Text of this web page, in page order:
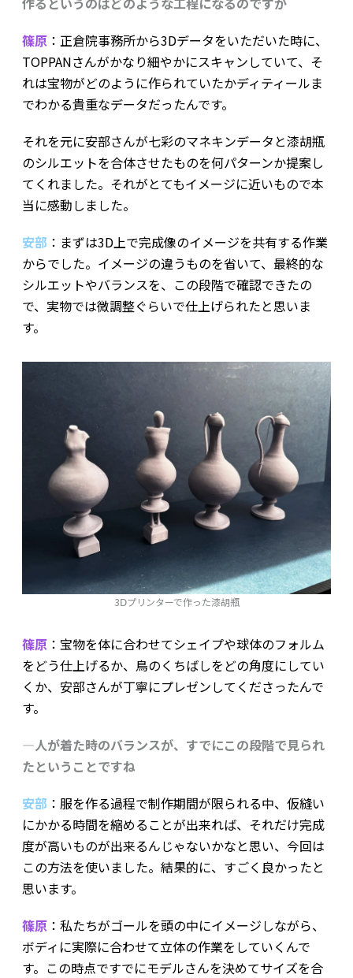
篠原：正倉院事務所から3Dデータをいただいた時に、
TOPPANさんがかなり細やかにスキャンしていて、そ
れは宝物がどのように作られていたかディティールま
でわかる貴重なデータだったんです。
それを元に安部さんが七彩のマネキンデータと漆胡瓶
のシルエットを合体させたものを何パターンか提案し
てくれました。それがとてもイメージに近いもので本
当に感動しました。
安部 ：まずは3D上で完成像のイメージを共有する作業
からでした。イメージの違うものを省いて、最終的な
シルエットやバランスを、この段階で確認できたの
で、実物では微調整ぐらいで仕上げられたと思いま
す。
3Ⅾプリンターで作った漆胡瓶
篠原：宝物を体に合わせてシェイプや球体のフォルム
をどう仕上げるか、鳥のくちばしをどの角度にしてい
くか、安部さんが丁寧にプレゼンしてくださったんで
す。
―人が着た時のバランスが、すでにこの段階で見られ
たということですね
安部 ：服を作る過程で制作期間が限られる中、仮縫い
にかかる時間を縮めることが出来れば、それだけ完成
度が高いものが出来るんじゃないかなと思い、今回は
この方法を使いました。結果的に、すごく良かったと
思います。
篠原：私たちがゴールを頭の中にイメージしながら、
ボディに実際に合わせて立体の作業をしていくんで
す。この時点ですでにモデルさんを決めてサイズを合